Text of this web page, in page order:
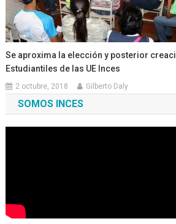
Se aproxima la elección y posterior
Estudiantiles de las UE Inces
2 octubre, 2018 Gilberto Daly
SOMOS INCES